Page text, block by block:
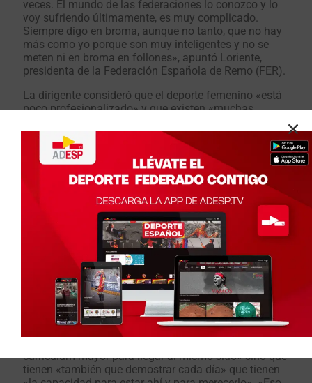
veces. El mundo de las federaciones lo conozco y lo
voy sufriendo últimamente, es muy complicado.
Siempre digo en broma, aunque no tanto, que no hay
más como yo porque son muy inteligentes y no se
meten ni en broma en follones», apuntó Loriente,
presidenta de la Federación Española de Remo (FER).
La dirigente consideró que el deporte femenino «está
poco profesionalizado» y que existen «muchas
como árbitra en mi deporte no sabían dónde
colocarme», indicó.
Loriente fue hace unas semanas víctima de una
moción de censura que logró salvar. «Es algo que te
puede pasar porque en las federaciones hay muchas
tensiones de poder, no es tan bonito como puede
parecer desde fuera. En mi caso no se pensaban que
les iba a ganar y una vez que demuestras que vales
hay gente que se relaja, pero a lo mejor tienes que
demostrarlo más y puede ser que se me cuestionasen
más cosas que si se hubiese presentado un hombre»,
resaltó.
Por su parte, Isabel García, que está al frente de la
Federación Española de Salvamento y Socorrismo,
curriculum mayor para llegar al mismo sitio» sino que
tienen «también que demostrar cada día» que tienen